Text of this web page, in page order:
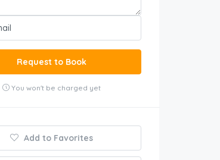
Request to Book
You won't be charged yet
Add to Favorites